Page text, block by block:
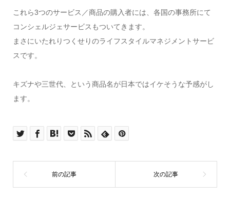
これら3つのサービス／商品の購入者には、各国の事務所にて
コンシェルジェサービスもついてきます。
まさにいたれりつくせりのライフスタイルマネジメントサービ
スです。
キズナや三世代、という商品名が日本ではイケそうな予感がし
ます。